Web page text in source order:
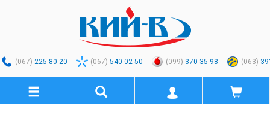
(067) 225-80-20 (067) 540-02-50 (099) 370-35-98 (063)